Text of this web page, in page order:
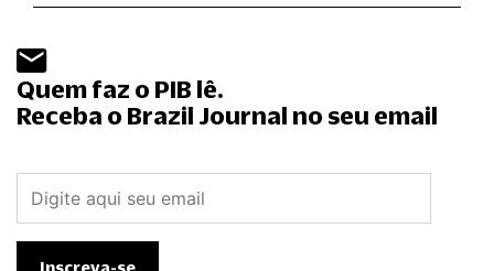
Quem faz o PIB lê.
Receba o Brazil Journal no seu email